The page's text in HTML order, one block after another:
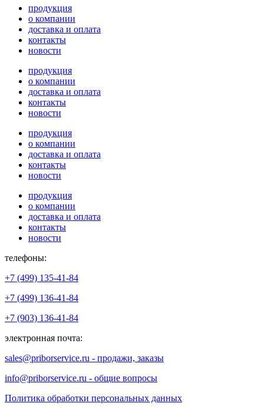
продукция
о компании
доставка и оплата
контакты
новости
продукция
о компании
доставка и оплата
контакты
новости
продукция
о компании
доставка и оплата
контакты
новости
продукция
о компании
доставка и оплата
контакты
новости
телефоны:
+7 (499) 135-41-84
+7 (499) 136-41-84
+7 (903) 136-41-84
электронная почта:
sales@priborservice.ru - продажи, заказы
info@priborservice.ru - общие вопросы
Политика обработки персональных данных